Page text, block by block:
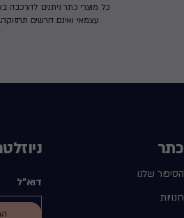
כל מוצרי כתר ניתנים להרכבה
עצמאי ואינם דורשים תחזוקה.
כתר
הסיפור שלנו
חנויות
דוא"ל